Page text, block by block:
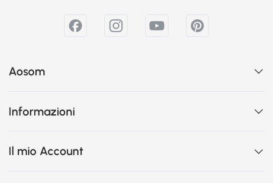
Aosom
Informazioni
Il mio Account